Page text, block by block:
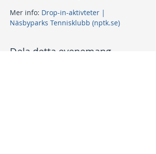
Mer info: Drop-in-aktivteter |
Näsbyparks Tennisklubb (nptk.se)
Dela detta evenemang